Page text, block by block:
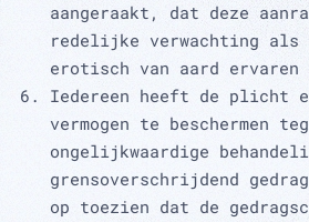
aangeraakt, dat deze
redelijke verwachting als
erotisch van aard ervaren
Iedereen heeft de plicht
vermogen te beschermen
ongelijkwaardige
grensoverschrijdend
op toezien dat de